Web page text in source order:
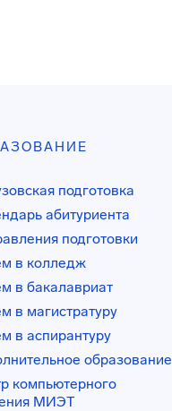
подготовка
абитуриента
подготовки
в колледж
в бакалавриат
в магистратуру
в аспирантуру
образование
компьютерного
МИЭТ